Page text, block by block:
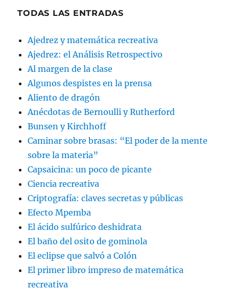
TODAS LAS ENTRADAS
Ajedrez y matemática recreativa
Ajedrez: el Análisis Retrospectivo
Al margen de la clase
Algunos despistes en la prensa
Aliento de dragón
Anécdotas de Bernoulli y Rutherford
Bunsen y Kirchhoff
Caminar sobre brasas: “El poder de la mente
sobre la materia”
Capsaicina: un poco de picante
Ciencia recreativa
Criptografía: claves secretas y públicas
Efecto Mpemba
El ácido sulfúrico deshidrata
El baño del osito de gominola
El eclipse que salvó a Colón
El primer libro impreso de matemática
recreativa